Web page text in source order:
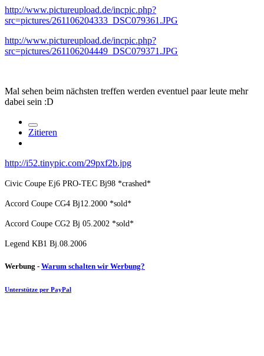
http://www.pictureupload.de/incpic.php?
src=pictures/261106204333_DSC079361.JPG
http://www.pictureupload.de/incpic.php?
src=pictures/261106204449_DSC079371.JPG
Mal sehen beim nächsten treffen werden eventuel paar leute mehr
dabei sein :D
Zitieren
http://i52.tinypic.com/29pxf2b.jpg
Civic Coupe Ej6 PRO-TEC Bj98 *crashed*
Accord Coupe CG4 Bj12.2000 *sold*
Accord Coupe CG2 Bj 05.2002 *sold*
Legend KB1 Bj.08.2006
Werbung - Warum schalten wir Werbung?
Unterstütze per PayPal